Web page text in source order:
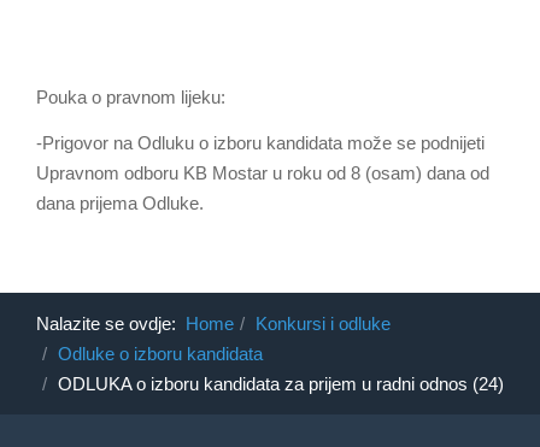
Pouka o pravnom lijeku:
-Prigovor na Odluku o izboru kandidata može se podnijeti
Upravnom odboru KB Mostar u roku od 8 (osam) dana od
dana prijema Odluke.
Nalazite se ovdje: Home
Konkursi i odluke
Odluke o izboru kandidata
ODLUKA o izboru kandidata za prijem u radni odnos (24)